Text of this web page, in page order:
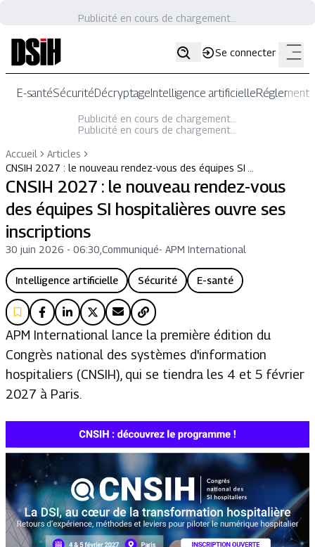
Publicité en cours de chargement...
Se connecter
E-santéSécuritéDécryptageIntelligence artificielle
Publicité en cours de chargement...
Publicité en cours de chargement...
Accueil
Articles
CNSIH 2027 : le nouveau rendez-vous des équipes SI …
CNSIH 2027 : le nouveau rendez-vous
des équipes SI hospitalières ouvre ses
inscriptions
30 juin 2026 - 06:30 Communiqué- APM International
Intelligence artificielle Sécurité E-santé
APM International lance la première édition du
Congrès national des systèmes d'information
hospitaliers (CNSIH), qui se tiendra les 4 et 5 février
2027 à Paris.